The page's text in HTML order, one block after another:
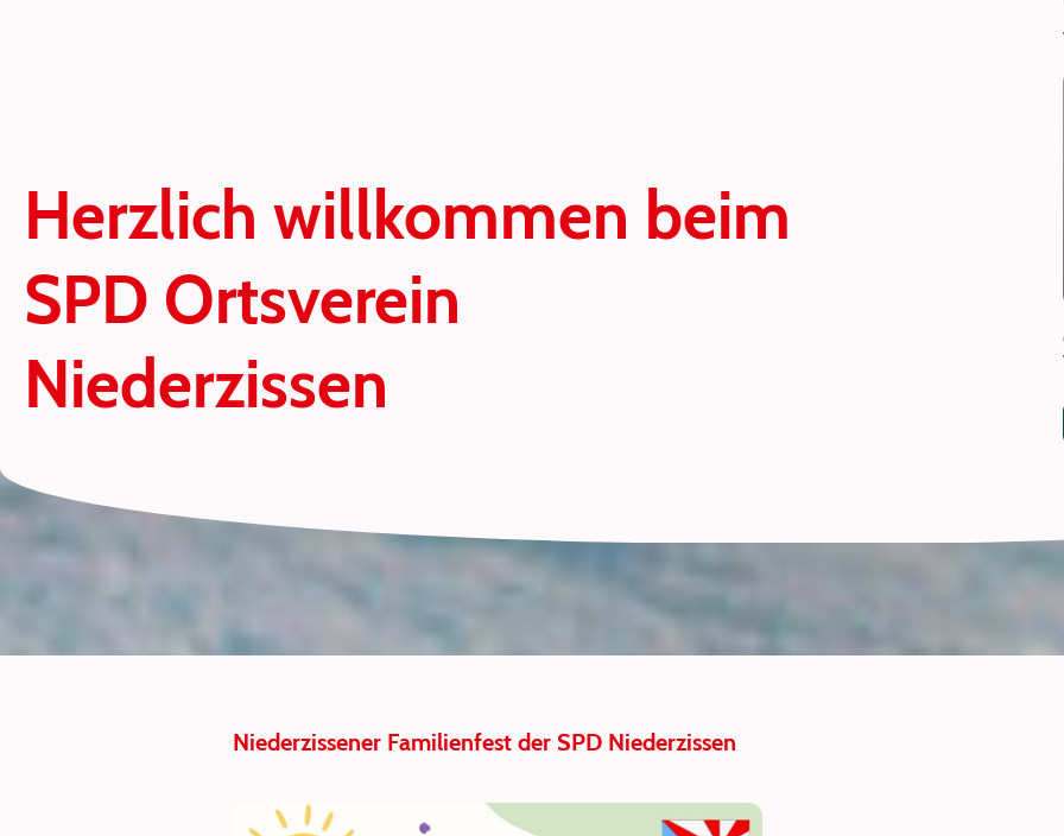
Herzlich willkommen beim
SPD Ortsverein
Niederzissen
Niederzissener Familienfest der SPD Niederzissen